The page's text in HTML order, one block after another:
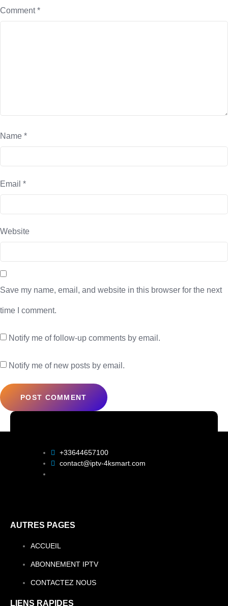
Comment*
Name *
Email *
Website
Save my name, email, and website in this browser for the next
time I comment.
Notify me of follow-up comments by email.
Notify me of new posts by email.
+33644657100
contact@iptv-4ksmart.com
AUTRES PAGES
ACCUEIL
ABONNEMENT IPTV
CONTACTEZ NOUS
LIENS RAPIDES